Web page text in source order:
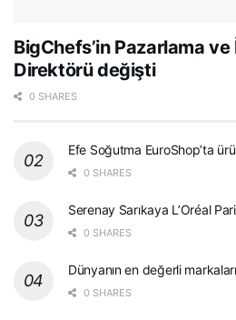
BigChefs’in Pazarlama
Direktörü değişti
0 SHARES
Efe Soğutma EuroShop’ta
0 SHARES
Serenay Sarıkaya L’Oréal
0 SHARES
Dünyanın en değerli
0 SHARES